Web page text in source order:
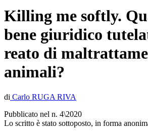
Killing me softly.
bene giuridico
reato di
animali?
di Carlo RUGA RIVA
Pubblicato nel n. 4\2020
Lo scritto è stato sottoposto, in forma